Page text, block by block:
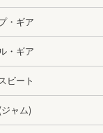
・ギア
・ギア
ビート
ャム)